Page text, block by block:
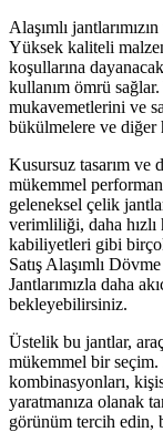
Alaşımlı
Yüksek kaliteli
koşullarına
kullanım ömrü sağlar.
mukavemetlerini ve
bükülmelere ve diğer
Kusursuz tasarım ve
mükemmel
geleneksel çelik
verimliliği, daha
kabiliyetleri gibi
Satış Alaşımlı
Jantlarımızla daha
bekleyebilirsiniz.
Üstelik bu jantlar,
mükemmel bir seçim.
kombinasyonları,
yaratmanıza olanak
görünüm tercih edin,